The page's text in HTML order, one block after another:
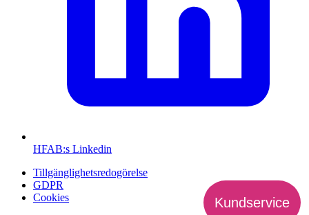
HFAB:s Linkedin
Tillgänglighetsredogörelse
GDPR
Cookies
Kundservice